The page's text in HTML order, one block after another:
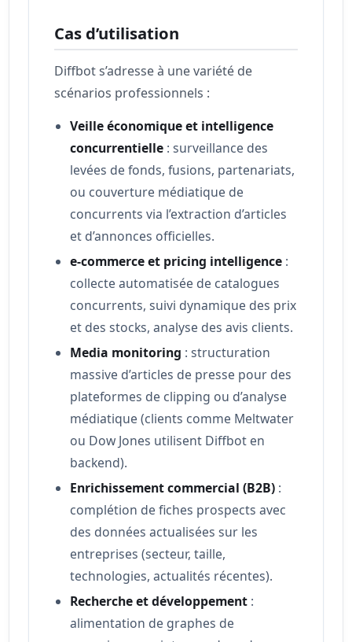
Cas d’utilisation
Diffbot s’adresse à une variété de
scénarios professionnels :
Veille économique et intelligence
concurrentielle : surveillance des
levées de fonds, fusions, partenariats,
ou couverture médiatique de
concurrents via l’extraction d’articles
et d’annonces officielles.
e-commerce et pricing intelligence :
collecte automatisée de catalogues
concurrents, suivi dynamique des prix
et des stocks, analyse des avis clients.
Media monitoring : structuration
massive d’articles de presse pour des
plateformes de clipping ou d’analyse
médiatique (clients comme Meltwater
ou Dow Jones utilisent Diffbot en
backend).
Enrichissement commercial (B2B) :
complétion de fiches prospects avec
des données actualisées sur les
entreprises (secteur, taille,
technologies, actualités récentes).
Recherche et développement :
alimentation de graphes de